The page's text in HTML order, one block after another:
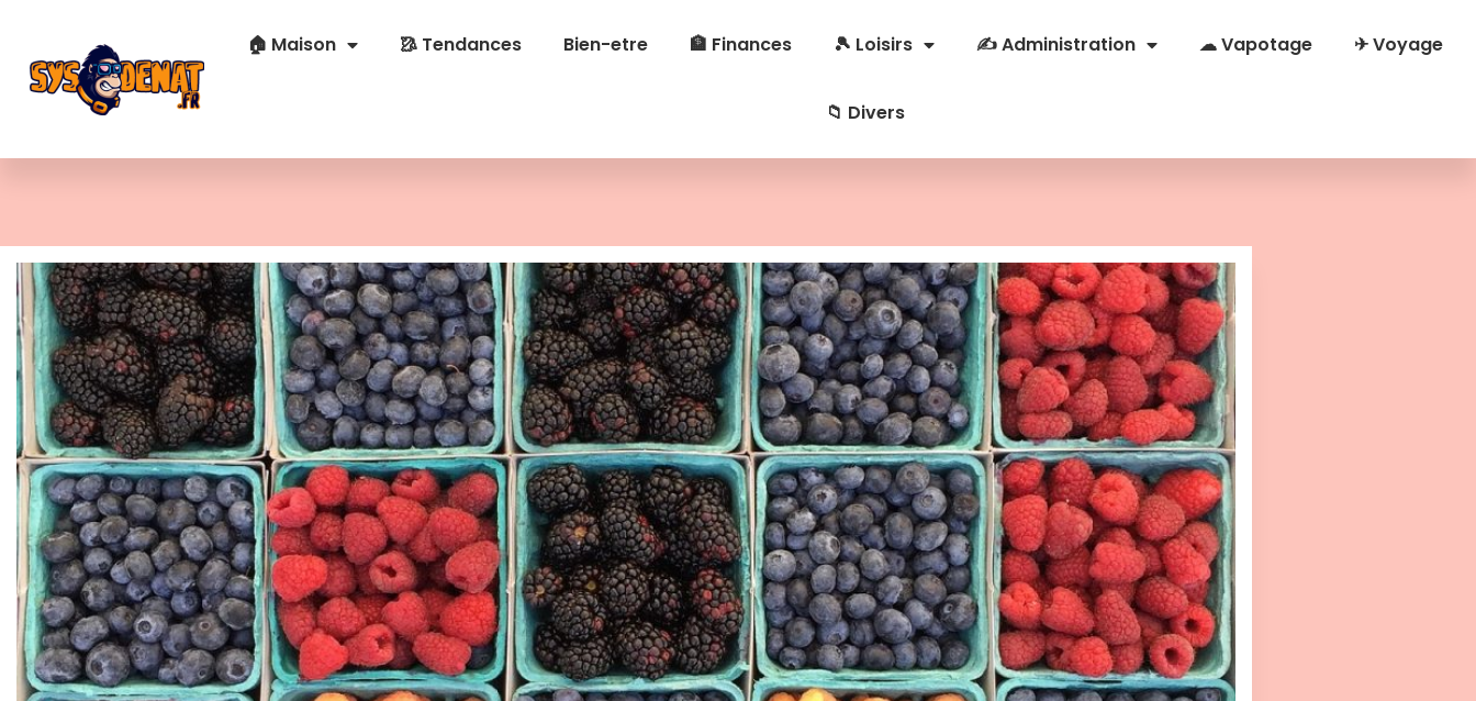
🏠 Maison 🥻 Tendances Bien-etre 🏦 Finances 🎾 Loisirs ✍ Administration ☁ Vapotage ✈ Voyage
📁 Divers